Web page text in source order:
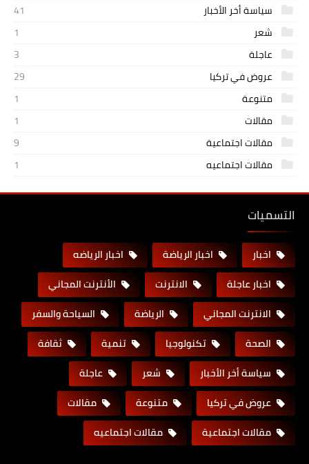
سياسة أخر الأخبار
41
شعر
1
عاجلة
3
عروض في تركيا
29
متنوعة
1
مقالات
1
مقالات اجتماعية
9
مقالات اجتماعيه
1
التسميات
اخبار اخبار الرياضة
اخبار الرياضه
اخبار عاجلة
الانترنت
الأنترنت المجاني
الانترنت المجاني
الرياضة
السياحة والسفر
الصحة
تكنولوجيا تنمية
ثقافة
سياسة أخر الأخبار
شعر
عاجلة
عروض في تركيا
متنوعة
مقالات
مقالات اجتماعية
مقالات اجتماعيه